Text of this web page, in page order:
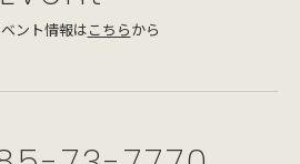
ント情報はこちらから